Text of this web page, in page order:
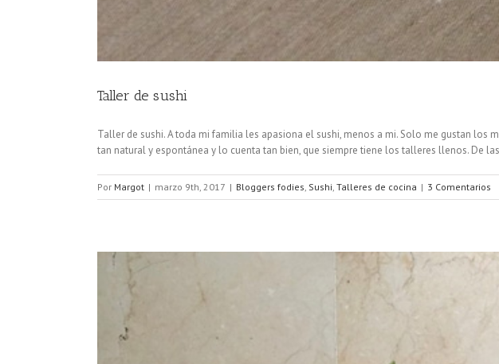
Taller de sushi
Taller de sushi. A toda mi familia les apasiona el sushi, menos a mi. Solo me gustan
tan natural y espontánea y lo cuenta tan bien, que siempre tiene los talleres llenos. De
Por Margot | marzo 9th, 2017 | Bloggers fodies, Sushi, Talleres de cocina | 3 Comentarios